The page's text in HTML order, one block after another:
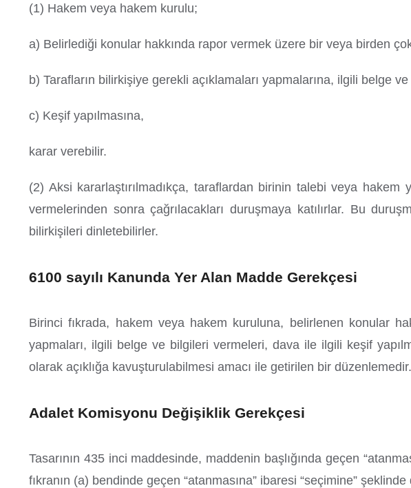
(1) Hakem veya hakem kurulu;
a) Belirlediği konular hakkında rapor vermek üzere bir veya birden
b) Tarafların bilirkişiye gerekli açıklamaları yapmalarına, ilgili belge
c) Keşif yapılmasına,
karar verebilir.
(2) Aksi kararlaştırılmadıkça, taraflardan birinin talebi veya
vermelerinden sonra çağrılacakları duruşmaya katılırlar. Bu
bilirkişileri dinletebilirler.
6100 sayılı Kanunda Yer Alan Madde Gerekçesi
Birinci fıkrada, hakem veya hakem kuruluna, belirlenen konular
yapmaları, ilgili belge ve bilgileri vermeleri, dava ile ilgili keşif
olarak açıklığa kavuşturulabilmesi amacı ile getirilen bir düzenlemedir.
Adalet Komisyonu Değişiklik Gerekçesi
Tasarının 435 inci maddesinde, maddenin başlığında geçen
fıkranın (a) bendinde geçen “atanmasına” ibaresi “seçimine”